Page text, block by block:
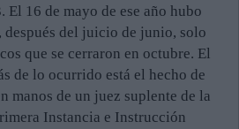
El 16 de mayo de ese año hubo
después del juicio de junio, solo
que se cerraron en octubre. El
de lo ocurrido está el hecho de
manos de un juez suplente de la
Instancia e Instrucción